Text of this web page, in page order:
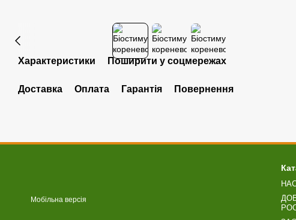
Характеристики Поширити у соцмережах
Доставка Оплата Гарантія Повернення
Мобільна версія